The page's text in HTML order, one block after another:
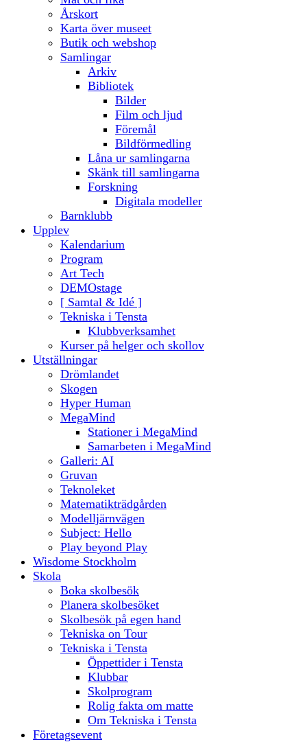
Årskort
Karta över museet
Butik och webshop
Samlingar
Arkiv
Bibliotek
Bilder
Film och ljud
Föremål
Bildförmedling
Låna ur samlingarna
Skänk till samlingarna
Forskning
Digitala modeller
Barnklubb
Upplev
Kalendarium
Program
Art Tech
DEMOstage
[ Samtal & Idé ]
Tekniska i Tensta
Klubbverksamhet
Kurser på helger och skollov
Utställningar
Drömlandet
Skogen
Hyper Human
MegaMind
Stationer i MegaMind
Samarbeten i MegaMind
Galleri: AI
Gruvan
Teknoleket
Matematikträdgården
Modelljärnvägen
Subject: Hello
Play beyond Play
Wisdome Stockholm
Skola
Boka skolbesök
Planera skolbesöket
Skolbesök på egen hand
Tekniska on Tour
Tekniska i Tensta
Öppettider i Tensta
Klubbar
Skolprogram
Rolig fakta om matte
Om Tekniska i Tensta
Företagsevent